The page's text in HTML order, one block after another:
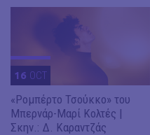
16 OCT
«Ρομπέρτο Τσούκκο» του
Μπερνάρ-Μαρί Κολτές |
Σκην.: Δ. Καραντζάς